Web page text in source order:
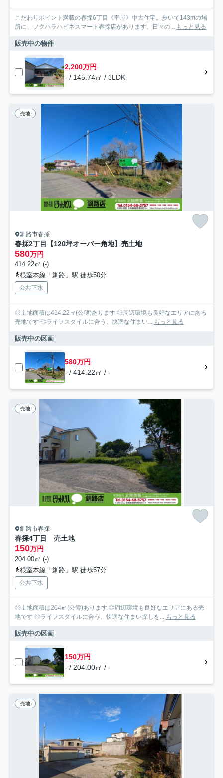
こだわりポイント満載の春採6丁目《平屋》中古住宅。歩いて143mの場
所に、フクハラハピネスマート春採店があります。日々の... もっと見る
販売中の物件
2,200万円
- / 145.74㎡ / 3LDK
売地
釧路市春採
春採2丁目【120坪オーバー角地】売土地
580万円
414.22㎡ (-)
根室本線「釧路」駅 徒歩50分
公共下水
◎土地面積は414.22㎡(公簿)あります ◎周辺環境も良好なエリアにある
売地です ◎ライフスタイルに合う、快適な住まい... もっと見る
販売中の区画
580万円
- / 414.22㎡ / -
売地
釧路市春採
春採4丁目 売土地
150万円
204.00㎡ (-)
根室本線「釧路」駅 徒歩57分
公共下水
◎土地面積は204㎡(公簿)あります ◎周辺環境も良好なエリアにある売
地です ◎ライフスタイルに合う、快適な住まい探しを... もっと見る
販売中の区画
150万円
- / 204.00㎡ / -
売地